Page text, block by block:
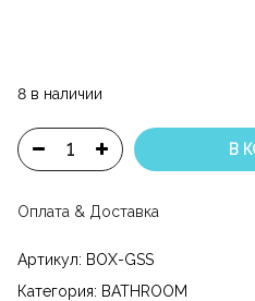
8 в наличии
В
Оплата & Доставка
Артикул: BOX-GSS
Категория: BATHROOM